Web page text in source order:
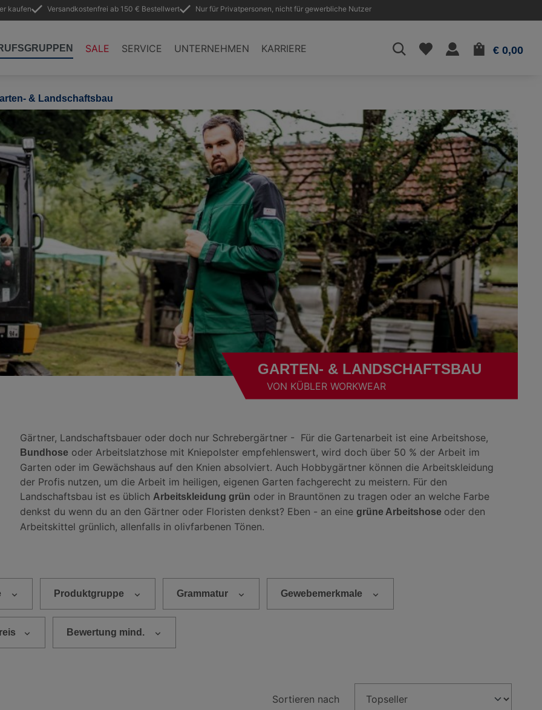
kaufen Versandkostenfrei ab 150 € Bestellwert Nur für Privatpersonen, nicht für gewerbliche Nutzer
SALE SERVICE UNTERNEHMEN KARRIERE € 0,00
& Landschaftsbau
GARTEN- & LANDSCHAFTSBAU
VON KÜBLER WORKWEAR
Gärtner, Landschaftsbauer oder doch nur Schrebergärtner - Für die Gartenarbeit ist eine Arbeitshose,
Bundhose oder Arbeitslatzhose mit Kniepolster empfehlenswert, wird doch über 50 % der Arbeit im
Garten oder im Gewächshaus auf den Knien absolviert. Auch Hobbygärtner können die Arbeitskleidung
der Profis nutzen, um die Arbeit im heiligen, eigenen Garten fachgerecht zu meistern. Für den
Landschaftsbau ist es üblich Arbeitskleidung grün oder in Brauntönen zu tragen oder an welche Farbe
denkst du wenn du an den Gärtner oder Floristen denkst? Eben - an einegrüne Arbeitshose oder den
Arbeitskittel grünlich, allenfalls in olivfarbenen Tönen.
Produktgruppe Grammatur Gewebemerkmale
Bewertung mind.
Sortieren nach